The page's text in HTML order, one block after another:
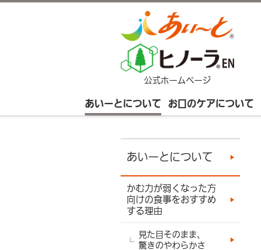
公式ホームページ
あいーとについて お口のケアについて
あいーとについて
かむ力が弱くなった方
向けの食事をおすすめ
する理由
見た目そのまま、
驚きのやわらかさ